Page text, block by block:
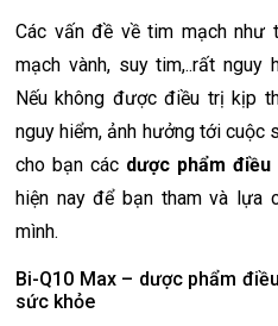
Các vấn đề về tim mạch như
mạch vành, suy tim,..rất
Nếu không được điều trị kịp
nguy hiểm, ảnh hưởng tới cuộc
cho bạn các dược phẩm
hiện nay để bạn tham và lựa
mình.
Bi-Q10 Max – dược phẩm
sức khỏe